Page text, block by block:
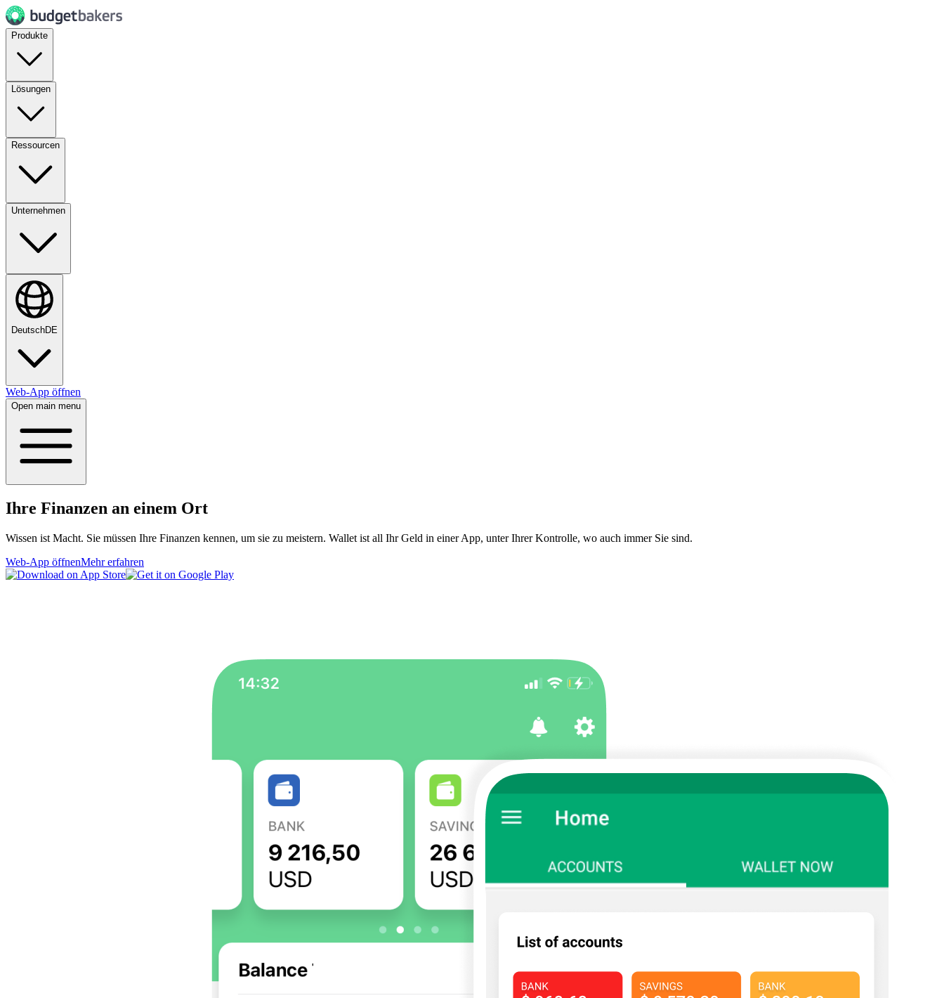
Produkte
Lösungen
Ressourcen
Unternehmen
DeutschDE
Web-App öffnen
Open main menu
Ihre Finanzen an einem Ort
Wissen ist Macht. Sie müssen Ihre Finanzen kennen, um sie zu meistern. Wallet ist all Ihr Geld in einer App, unter Ihrer Kontrolle, wo auch immer Sie sind.
Web-App öffnenMehr erfahren